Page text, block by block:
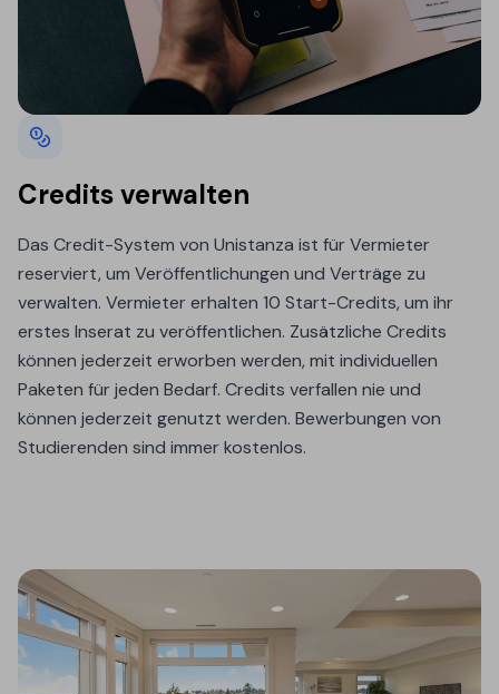
Credits verwalten
Das Credit-System von Unistanza ist für Vermieter
reserviert, um Veröffentlichungen und Verträge zu
verwalten. Vermieter erhalten 10 Start-Credits, um ihr
erstes Inserat zu veröffentlichen. Zusätzliche Credits
können jederzeit erworben werden, mit individuellen
Paketen für jeden Bedarf. Credits verfallen nie und
können jederzeit genutzt werden. Bewerbungen von
Studierenden sind immer kostenlos.